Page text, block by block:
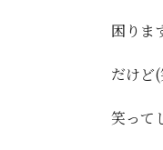
困り
だけど
笑って